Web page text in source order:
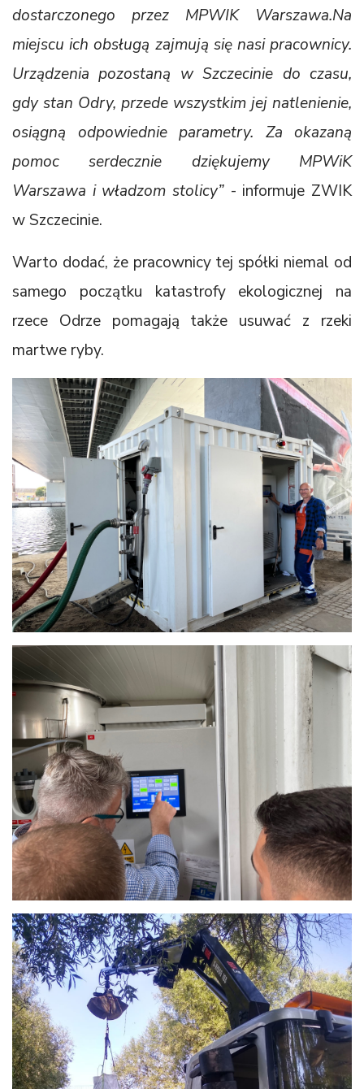
dostarczonego przez MPWIK Warszawa.Na
miejscu ich obsługą zajmują się nasi pracownicy.
Urządzenia pozostaną w Szczecinie do czasu,
gdy stan Odry, przede wszystkim jej natlenienie,
osiągną odpowiednie parametry. Za okazaną
pomoc serdecznie dziękujemy MPWiK
Warszawa i władzom stolicy” - informuje ZWIK
w Szczecinie.
Warto dodać, że pracownicy tej spółki niemal od
samego początku katastrofy ekologicznej na
rzece Odrze pomagają także usuwać z rzeki
martwe ryby.